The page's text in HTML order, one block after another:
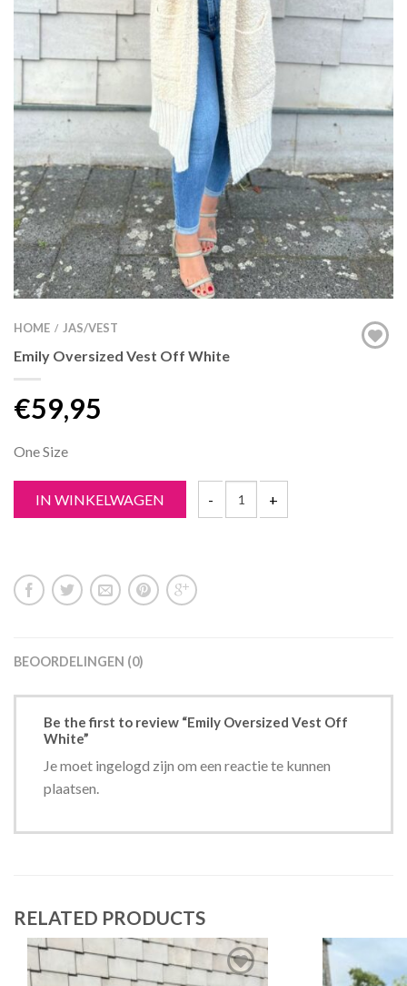
HOME / JAS/VEST
Emily Oversized Vest Off White
€59,95
One Size
IN WINKELWAGEN
BEOORDELINGEN (0)
Be the first to review “Emily Oversized Vest Off
White”
Je moet ingelogd zijn om een reactie te kunnen
plaatsen.
RELATED PRODUCTS